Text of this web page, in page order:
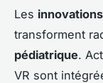
Les
transforment
pédiatrique.
VR sont